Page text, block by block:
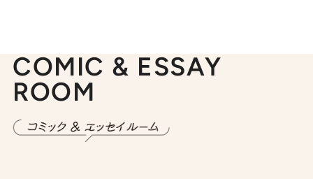
COMIC & ESSAY
ROOM